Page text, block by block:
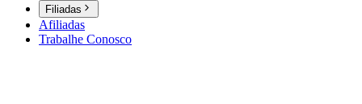
Filiadas
Afiliadas
Trabalhe Conosco